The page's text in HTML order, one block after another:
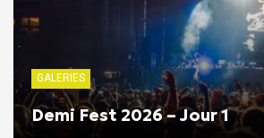
GALERIES
Demi Fest 2026 – Jour 1